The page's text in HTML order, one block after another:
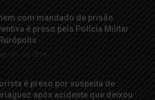
com mandado de prisão
é preso pela Polícia Militar
de 2026
é preso por suspeita de
após acidente que deixou